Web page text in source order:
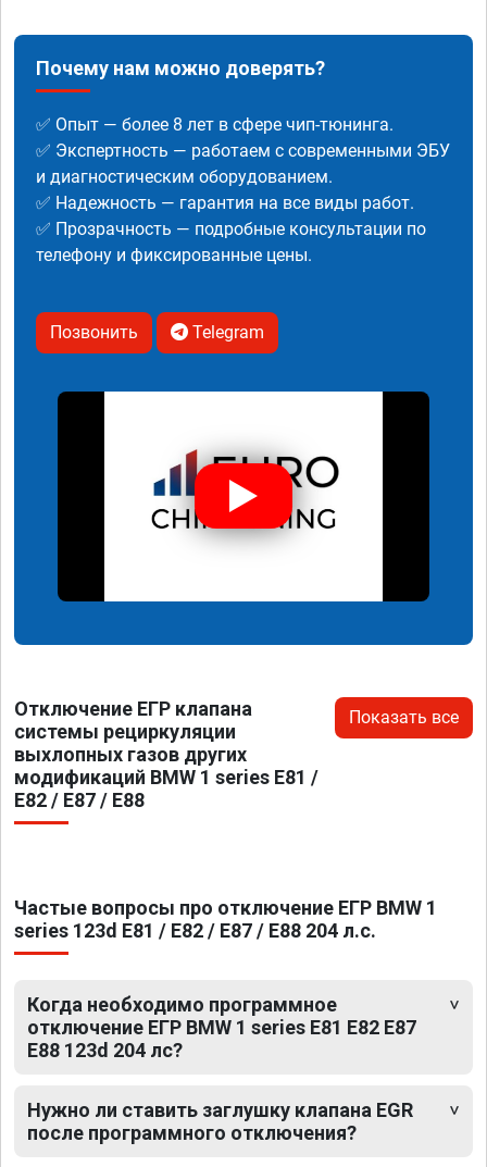
Почему нам можно доверять?
✅ Опыт — более 8 лет в сфере чип-тюнинга.
✅ Экспертность — работаем с современными ЭБУ
и диагностическим оборудованием.
✅ Надежность — гарантия на все виды работ.
✅ Прозрачность — подробные консультации по
телефону и фиксированные цены.
Позвонить Telegram
Отключение ЕГР клапана
системы рециркуляции
выхлопных газов других
модификаций BMW 1 series E81 /
E82 / E87 / E88
Показать все
Частые вопросы про отключение ЕГР BMW 1
series 123d E81 / E82 / E87 / E88 204 л.с.
Когда необходимо программное
отключение ЕГР BMW 1 series E81 E82 E87
E88 123d 204 лс?
Нужно ли ставить заглушку клапана EGR
после программного отключения?